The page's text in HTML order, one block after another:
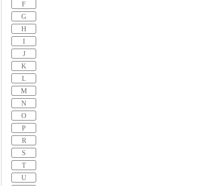
F
G
H
I
J
K
L
M
N
O
P
R
S
T
U